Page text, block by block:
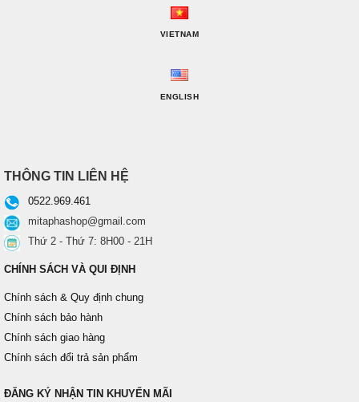
VIETNAM
ENGLISH
THÔNG TIN LIÊN HỆ
0522.969.461
mitaphashop@gmail.com
Thứ 2 - Thứ 7: 8H00 - 21H
CHÍNH SÁCH VÀ QUI ĐỊNH
Chính sách & Quy định chung
Chính sách bảo hành
Chính sách giao hàng
Chính sách đổi trả sản phẩm
ĐĂNG KÝ NHẬN TIN KHUYẾN MÃI